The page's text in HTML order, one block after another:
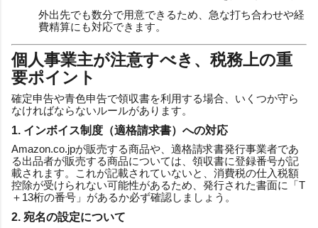
外出先でも数分で用意できるため、急な打ち合わせや経
費精算にも対応できます。
個人事業主が注意すべき、税務上の重
要ポイント
確定申告や青色申告で領収書を利用する場合、いくつか守ら
なければならないルールがあります。
1. インボイス制度（適格請求書）への対応
Amazon.co.jpが販売する商品や、適格請求書発行事業者であ
る出品者が販売する商品については、領収書に登録番号が記
載されます。これが記載されていないと、消費税の仕入税額
控除が受けられない可能性があるため、発行された書面に「T
＋13桁の番号」があるか必ず確認しましょう。
2. 宛名の設定について